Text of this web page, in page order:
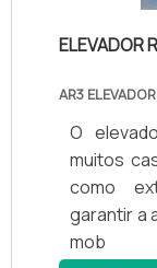
ELEVADOR
AR3
O
muitos
como
garantir a
mob